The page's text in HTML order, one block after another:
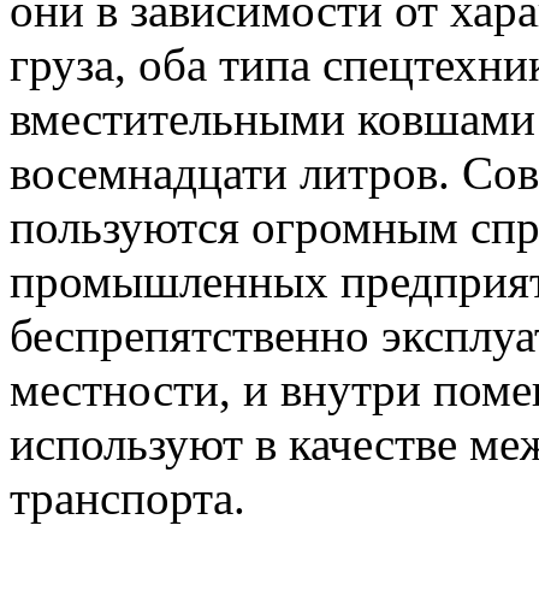
груза, оба типа
вместительными
восемнадцати литров.
пользуются огромным
промышленных
беспрепятственно
местности, и внутри
используют в качестве
транспорта.